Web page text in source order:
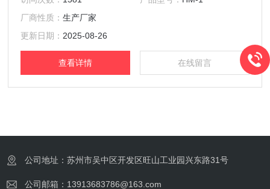
厂商性质：生产厂家
更新日期： 2025-08-26
查看详情 在线留言
公司地址：苏州市吴中区开发区旺山工业园兴东路31号
公司邮箱：13913683786@163.com